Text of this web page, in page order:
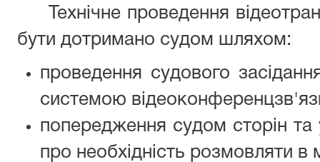
Технічне проведення
бути дотримано судом шляхом:
проведення судового
системою
попередження судом сторін та
про необхідність розмовляти в